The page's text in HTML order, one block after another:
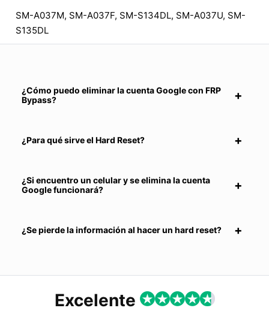
SM-A037M, SM-A037F, SM-S134DL, SM-A037U, SM-
S135DL
¿Cómo puedo eliminar la cuenta Google con FRP
Bypass?
¿Para qué sirve el Hard Reset?
¿Si encuentro un celular y se elimina la cuenta
Google funcionará?
¿Se pierde la información al hacer un hard reset?
Excelente